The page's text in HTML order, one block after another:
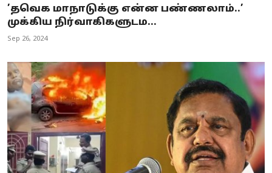
’தவெக மாநாடுக்கு என்ன பண்ணலாம்..’
முக்கிய நிர்வாகிகளுடம...
Sep 26, 2024